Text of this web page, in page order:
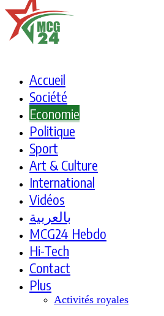
Accueil
Société
Economie
Politique
Sport
Art & Culture
International
Vidéos
بالعربية
MCG24 Hebdo
Hi-Tech
Contact
Plus
Activités royales